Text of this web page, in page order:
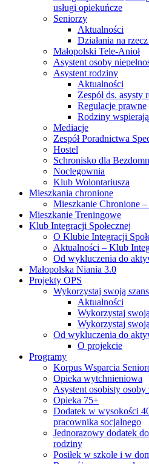
usługi opiekuńcze
Seniorzy
Aktualności
Działania na
Małopolski Tele-Anioł
Asystent osoby
Asystent rodziny
Aktualności
Zespół ds. asysty
Regulacje prawne
Rodziny
Mediacje
Zespół Poradnictwa
Hostel
Schronisko dla
Noclegownia
Klub Wolontariusza
Mieszkania chronione
Mieszkanie Chronione
Mieszkanie Treningowe
Klub Integracji Społecznej
O Klubie Integracji
Aktualności – Klub
Od wykluczenia do
Małopolska Niania 3.0
Projekty OPS
Wykorzystaj swoją
Aktualności
Wykorzystaj
Wykorzystaj
Od wykluczenia do
O projekcie
Programy
Korpus Wsparcia
Opieka wytchnieniowa
Asystent osobisty osoby
Opieka 75+
Dodatek w wysokości
pracownika socjalnego
Jednorazowy dodatek
rodziny
Posiłek w szkole i w